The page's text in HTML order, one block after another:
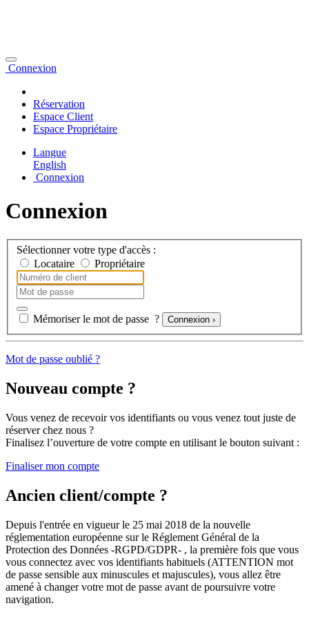
Connexion
Réservation
Espace Client
Espace Propriétaire
Langue
English
Connexion
Connexion
Sélectionner votre type d'accès :
Locataire
Propriétaire
Mémoriser le mot de passe ? Connexion ›
Mot de passe oublié ?
Nouveau compte ?
Vous venez de recevoir vos identifiants ou vous venez tout juste de
réserver chez nous ?
Finalisez l’ouverture de votre compte en utilisant le bouton suivant :
Finaliser mon compte
Ancien client/compte ?
Depuis l'entrée en vigueur le 25 mai 2018 de la nouvelle
réglementation européenne sur le Réglement Général de la
Protection des Données -RGPD/GDPR- , la première fois que vous
vous connectez avec vos identifiants habituels (ATTENTION mot
de passe sensible aux minuscules et majuscules), vous allez être
amené à changer votre mot de passe avant de poursuivre votre
navigation.